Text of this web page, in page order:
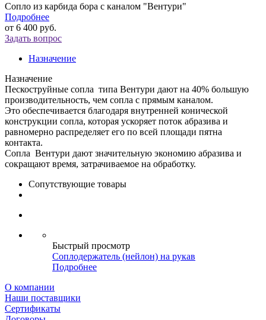
Сопло из карбида бора с каналом "Вентури"
Подробнее
от 6 400 руб.
Задать вопрос
Назначение
Назначение
Пескоструйные сопла типа Вентури дают на 40% большую
производительность, чем сопла с прямым каналом.
Это обеспечивается благодаря внутренней конической
конструкции сопла, которая ускоряет поток абразива и
равномерно распределяет его по всей площади пятна
контакта.
Сопла Вентури дают значительную экономию абразива и
сокращают время, затрачиваемое на обработку.
Сопутствующие товары
Быстрый просмотр
Соплодержатель (нейлон) на рукав
Подробнее
О компании
Наши поставщики
Сертификаты